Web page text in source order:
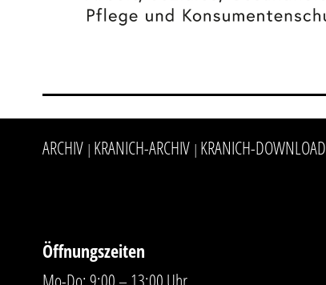
ARCHIV | KRANICH-ARCHIV | KRANICH-DOWNLOAD
Öffnungszeiten
Mo-Do: 9:00 – 13:00 Uhr